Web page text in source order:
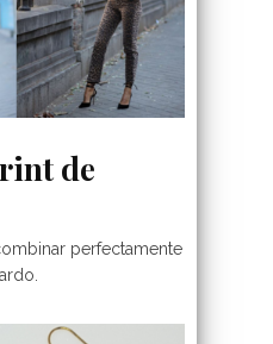
de
perfectamente